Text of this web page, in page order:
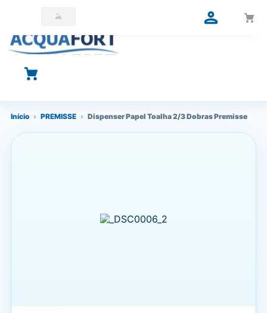
O que você está procurando?
Início › PREMISSE › Dispenser Papel Toalha 2/3 Dobras Premisse